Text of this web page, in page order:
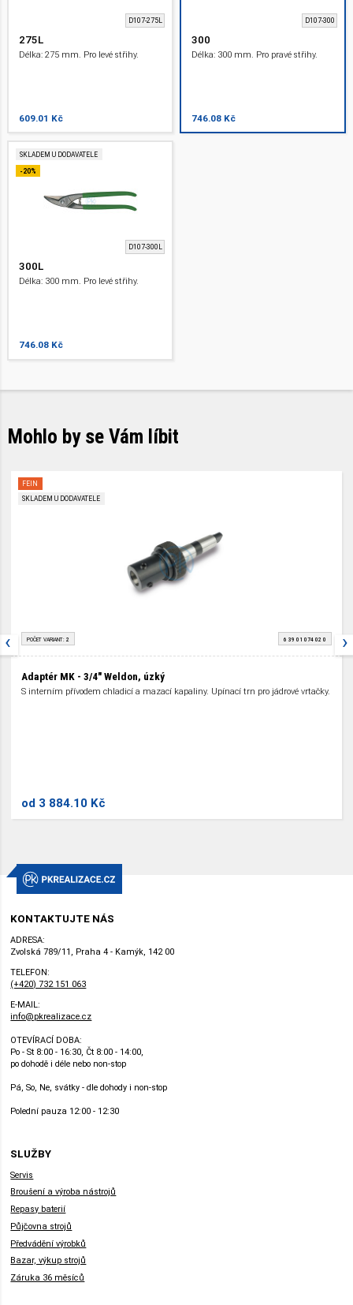
D107-275L
275L
Délka: 275 mm. Pro levé střihy.
609.01 Kč
D107-300
300
Délka: 300 mm. Pro pravé střihy.
746.08 Kč
SKLADEM U DODAVATELE
-20%
D107-300L
300L
Délka: 300 mm. Pro levé střihy.
746.08 Kč
Mohlo by se Vám líbit
SKLADEM U DODAVATELE
FEIN
POČET VARIANT: 2 6 39 01 074 02 0
Adaptér MK - 3/4" Weldon, úzký
S interním přívodem chladicí a mazací kapaliny. Upínací trn pro jádrové vrtačky.
od 3 884.10 Kč
‹ ›
KONTAKTUJTE NÁS
ADRESA:
Zvolská 789/11, Praha 4 - Kamýk, 142 00
TELEFON:
(+420) 732 151 063
E-MAIL:
info@pkrealizace.cz
OTEVÍRACÍ DOBA:
Po - St 8:00 - 16:30, Čt 8:00 - 14:00,
po dohodě i déle nebo non-stop
Pá, So, Ne, svátky - dle dohody i non-stop
Polední pauza 12:00 - 12:30
SLUŽBY
Servis
Broušení a výroba nástrojů
Repasy baterií
Půjčovna strojů
Předvádění výrobků
Bazar, výkup strojů
Záruka 36 měsíců